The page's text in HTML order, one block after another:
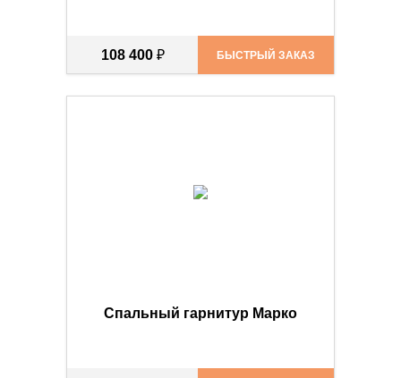
108 400 ₽ БЫСТРЫЙ ЗАКАЗ
Спальный гарнитур Марко